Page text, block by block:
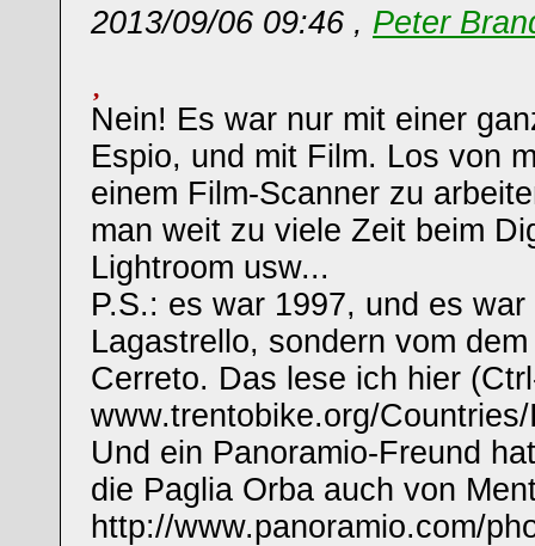
2013/09/06 09:46 , Peter
Nein! Es war nur mit einer
Espio, und mit Film. Los von
einem Film-Scanner zu
man weit zu viele Zeit beim
Lightroom usw...
P.S.: es war 1997, und es
Lagastrello, sondern vom
Cerreto. Das lese ich hier
www.trentobike.org/
Und ein Panoramio-Freund
die Paglia Orba auch von
http://www.panoramio.com/